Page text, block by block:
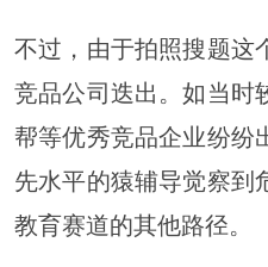
不过，由于拍照搜题这
竞品公司迭出。如当时
帮等优秀竞品企业纷纷
先水平的猿辅导觉察到
教育赛道的其他路径。